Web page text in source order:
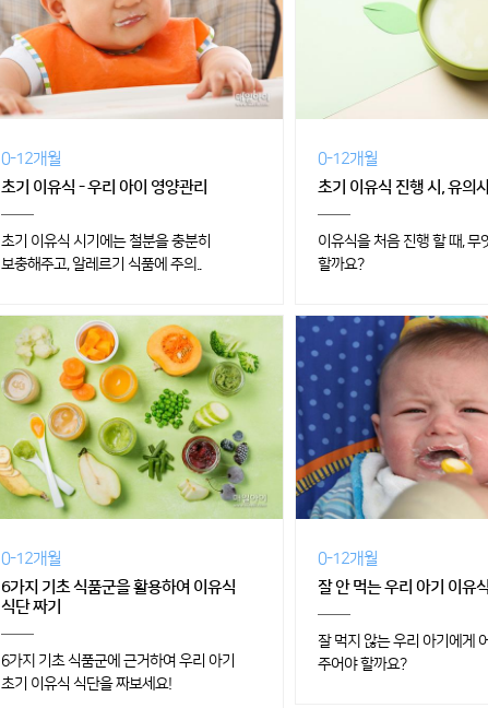
0-12개월
초기 이유식 - 우리 아이 영양관리
초기 이유식 시기에는 철분을 충분히
보충해주고, 알레르기 식품에 주의..
0-12개월
초기 이유식 진행 시, 유의
이유식을 처음 진행 할 때, 무
할까요?
0-12개월
6가지 기초 식품군을 활용하여 이유식
식단 짜기
6가지 기초 식품군에 근거하여 우리 아기
초기 이유식 식단을 짜보세요!
0-12개월
잘 안 먹는 우리 아기 이유
잘 먹지 않는 우리 아기에게
주어야 할까요?